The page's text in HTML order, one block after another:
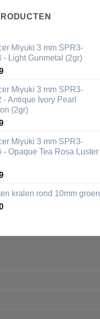
Miyuki 3 mm SPR3-
- Light Gunmetal (2gr)
Miyuki 3 mm SPR3-
- Antique Ivory Pearl
(2gr)
Miyuki 3 mm SPR3-
- Opaque Tea Rosa Luster
kralen rond 10mm groen